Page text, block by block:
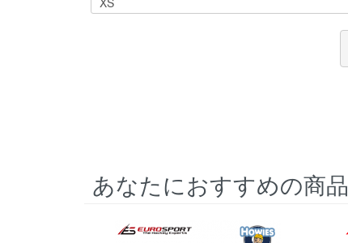
あなたにおすすめの商品